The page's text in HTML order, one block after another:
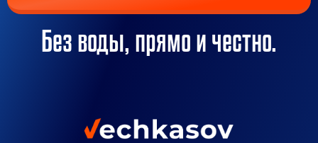
Без воды, прямо и честно.